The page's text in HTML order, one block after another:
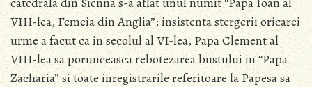
VIII-lea, Femeia din Anglia”; insistenta stergerii oricarei
urme a facut ca in secolul al VI-lea, Papa Clement al
VIII-lea sa porunceasca rebotezarea bustului in “Papa
Zacharia” si toate inregistrarile referitoare la Papesa sa